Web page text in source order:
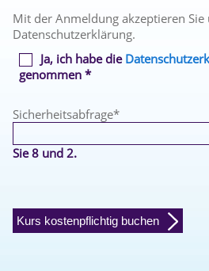
Mit der Anmeldung akzeptieren Sie
Datenschutzerklärung.
Ja, ich habe die
genommen *
Sicherheitsabfrage*
Sie 8 und 2.
Kurs kostenpflichtig buchen